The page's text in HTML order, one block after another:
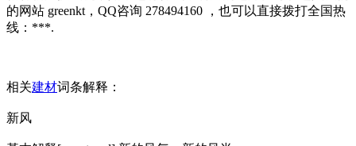
的网站 greenkt，QQ咨询 278494160 ，也可以直接拨打全国热
线：***.
相关建材词条解释：
新风